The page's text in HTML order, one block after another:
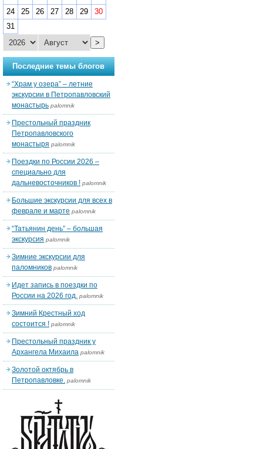
24
25 26 27 28 29
30
31
>
Последние темы блогов
“Храм у озера” – летние
экскурсии в Петропавловский
монастырь palomnik
Престольный праздник
Петропавловского
монастыря palomnik
Поездки по России 2026 –
специально для
дальневосточников ! palomnik
Большие экскурсии для всех в
феврале и марте palomnik
“Татьянин день” – большая
экскурсия palomnik
Зимние экскурсии для
паломников palomnik
Идет запись в поездки по
России на 2026 год. palomnik
Зимний Крестный ход
состоится ! palomnik
Престольный праздник у
Архангела Михаила palomnik
Золотой октябрь в
Петропавловке. palomnik